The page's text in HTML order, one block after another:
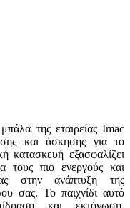
της εταιρείας Imac
και άσκησης για το
κατασκευή εξασφαλίζει
τους πιο ενεργούς και
στην ανάπτυξη της
σας. Το παιχνίδι αυτό